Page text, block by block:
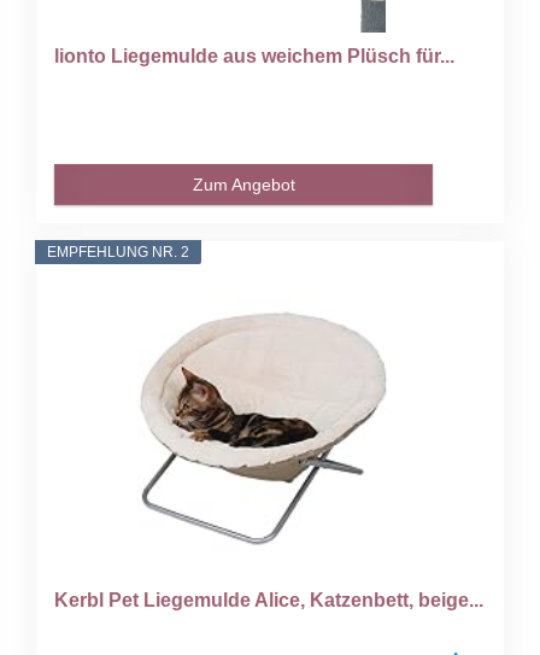
lionto Liegemulde aus weichem Plüsch für...
Zum Angebot
EMPFEHLUNG NR. 2
Kerbl Pet Liegemulde Alice, Katzenbett, beige...